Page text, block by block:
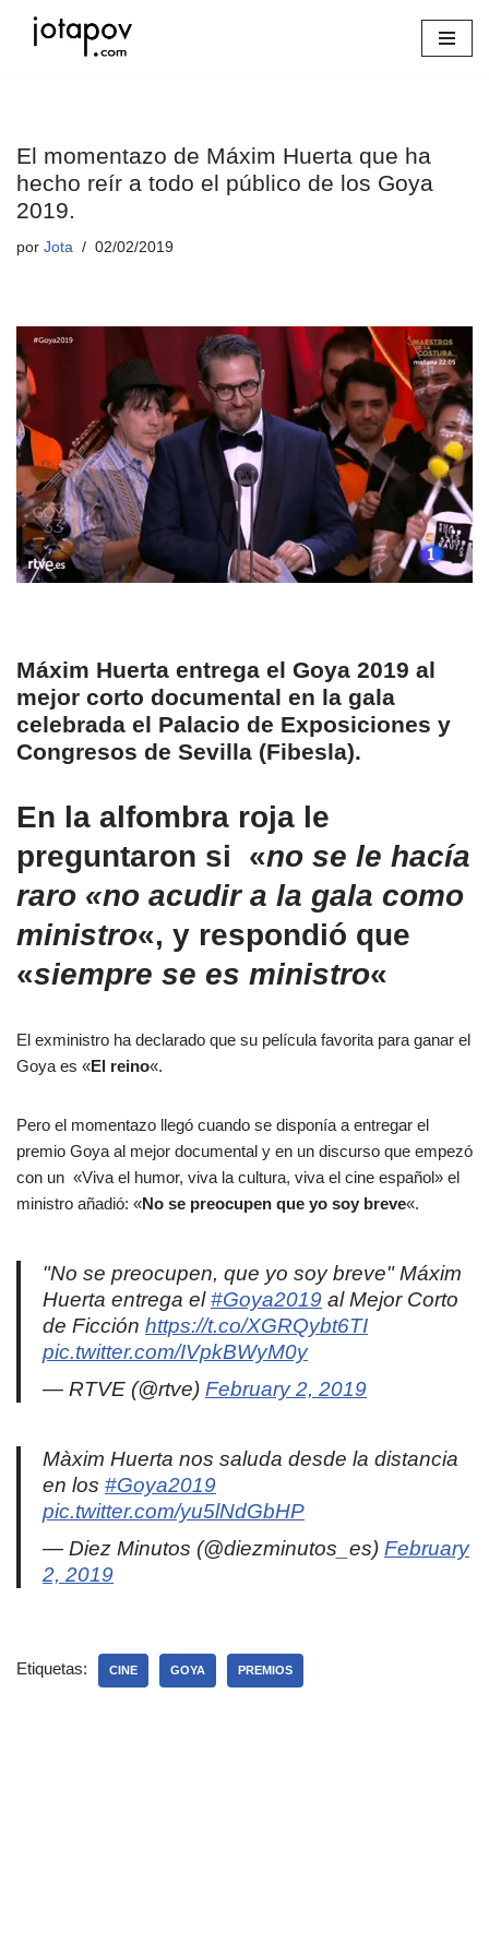
El momentazo de Máxim Huerta que ha
hecho reír a todo el público de los Goya
2019.
por Jota 02/02/2019
Máxim Huerta entrega el Goya 2019 al
mejor corto documental en la gala
celebrada el Palacio de Exposiciones y
Congresos de Sevilla (Fibesla).
En la alfombra roja le
preguntaron si «no se le hacía
raro «no acudir a la gala como
ministro«, y respondió que
«siempre se es ministro«
El exministro ha declarado que su película favorita para ganar el
Goya es «El reino«.
Pero el momentazo llegó cuando se disponía a entregar el
premio Goya al mejor documental y en un discurso que empezó
con un «Viva el humor, viva la cultura, viva el cine español» el
ministro añadió: «No se preocupen que yo soy breve«.
"No se preocupen, que yo soy breve" Máxim
Huerta entrega el#Goya2019 al Mejor Corto
de Ficción https://t.co/XGRQybt6TI
pic.twitter.com/IVpkBWyM0y
— RTVE (@rtve) February 2, 2019
Màxim Huerta nos saluda desde la distancia
en los #Goya2019
pic.twitter.com/yu5lNdGbHP
— Diez Minutos (@diezminutos_es) February
2, 2019
Etiquetas: CINE GOYA PREMIOS